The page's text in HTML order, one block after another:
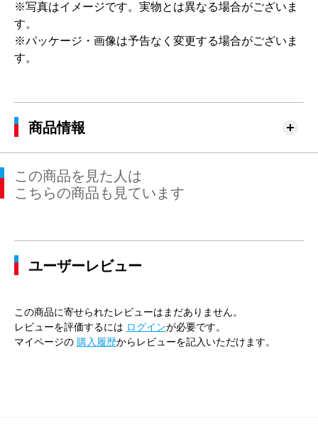
※写真はイメージです。実物とは異なる場合がございま
す。
※パッケージ・画像は予告なく変更する場合がございま
す。
商品情報
この商品を見た人は
こちらの商品も見ています
ユーザーレビュー
この商品に寄せられたレビューはまだありません。
レビューを評価するには ログインが必要です。
マイページの 購入履歴からレビューを記入いただけます。